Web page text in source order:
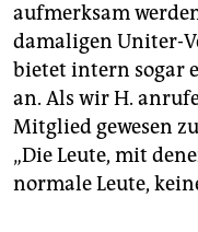
aufmerksam
damaligen Uniter-
bietet intern sogar
an. Als wir H.
Mitglied gewesen
„Die Leute, mit
normale Leute,